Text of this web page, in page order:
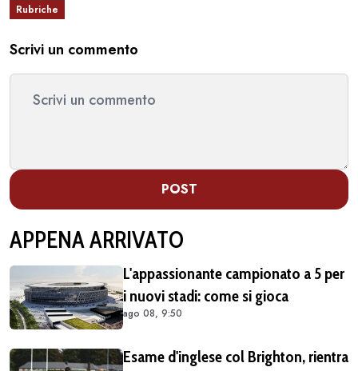
Rubriche
Scrivi un commento
POST
APPENA ARRIVATO
L'appassionante campionato a 5 per
i nuovi stadi: come si gioca
ago 08, 9:50
Esame d'inglese col Brighton, rientra